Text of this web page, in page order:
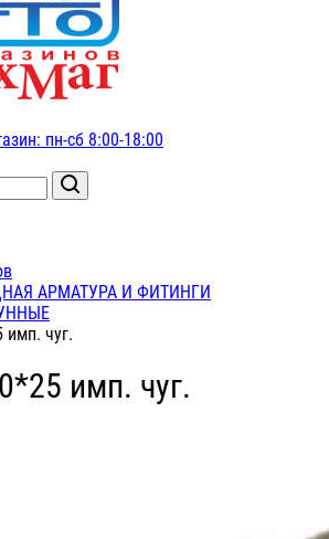
пн-сб 8:00-18:00
АРМАТУРА И ФИТИНГИ
чуг.
имп. чуг.